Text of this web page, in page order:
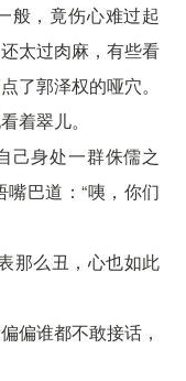
般，竟伤心难过起
太过肉麻，有些看
了郭泽权的哑穴。
着翠儿。
己身处一群侏儒之
巴道：“咦，你们
那么丑，心也如此
偏谁都不敢接话，